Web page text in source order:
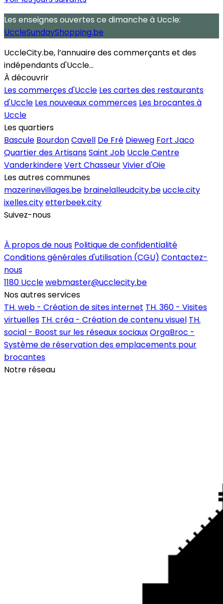
Les enseignes ouvertes ce dimanche à Uccle:
UccleSundayShopping.be
UccleCity.be, l’annuaire des commerçants et des
indépendants d'Uccle...
À découvrir
Les commerçes d'Uccle Les cartes des restaurants
d'Uccle Les nouveaux commerces Les brocantes à
Uccle
Les quartiers
Bascule BourdonCavell De Fré Dieweg Fort Jaco
Quartier des ArtisansSaint Job Uccle Centre
VanderkindereVert ChasseurVivier d'Oie
Les autres communes
mazerinevillages.be brainelalleudcity.beuccle.city
ixelles.cityetterbeek.city
Suivez-nous
À propos de nous Politique de confidentialité
Conditions générales d'utilisation (CGU) Contactez-
nous
1180 Ucclewebmaster@ucclecity.be
Nos autres services
TH. web - Création de sites internet TH. 360 - Visites
virtuelles TH. créa - Création de contenu visuel TH.
social - Boost sur les réseaux sociauxOrgaBroc -
Système de réservation des emplacements pour
brocantes
Notre réseau